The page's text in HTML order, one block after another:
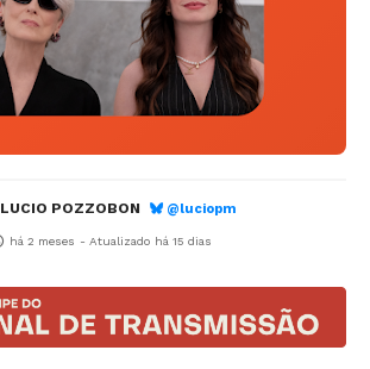
LUCIO POZZOBON @luciopm
há 2 meses - Atualizado há 15 dias